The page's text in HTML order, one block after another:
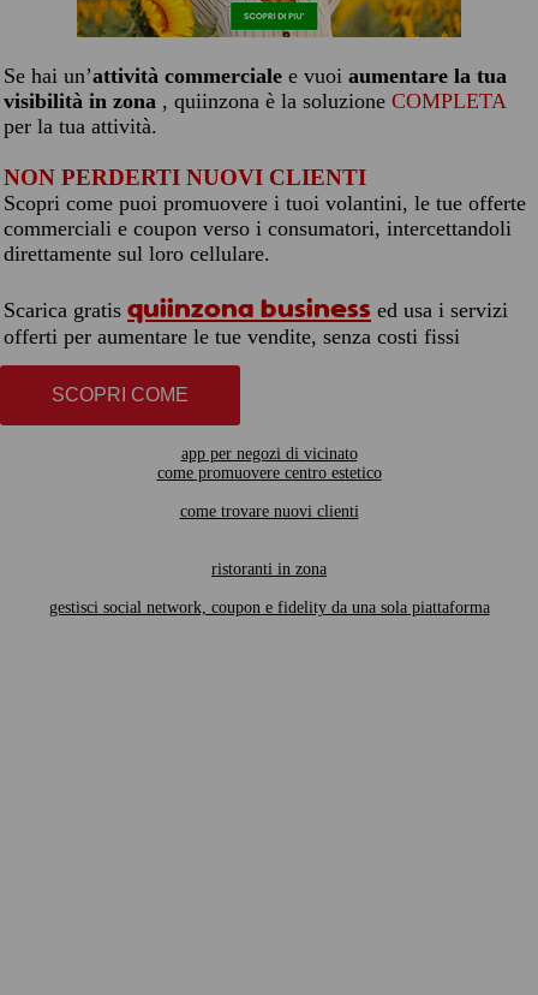
Se hai un’attività commerciale e vuoi aumentare la tua
visibilità in zona , quiinzona è la soluzione COMPLETA
per la tua attività.
NON PERDERTI NUOVI CLIENTI
Scopri come puoi promuovere i tuoi volantini, le tue offerte
commerciali e coupon verso i consumatori, intercettandoli
direttamente sul loro cellulare.
Scarica gratis quiinzona business ed usa i servizi
offerti per aumentare le tue vendite, senza costi fissi
SCOPRI COME
app per negozi di vicinato
come promuovere centro estetico
come trovare nuovi clienti
ristoranti in zona
gestisci social network, coupon e fidelity da una sola piattaforma